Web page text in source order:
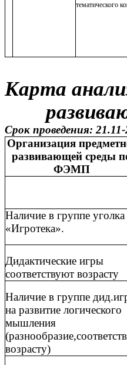
тематического
Карта
Срок проведения: 21.11-
Организация
развивающей среды
ФЭМП
Наличие в группе уголка
«Игротека».
Дидактические игры
соответствуют возрасту
Наличие в группе
на развитие логического
мышления
возрасту)